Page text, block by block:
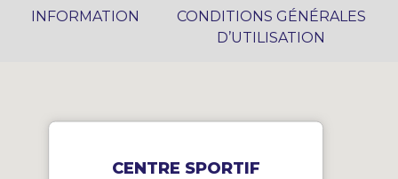
INFORMATION
CONDITIONS GÉNÉRALES
D’UTILISATION
CENTRE SPORTIF